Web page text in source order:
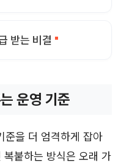
받는 비결
운영 기준
준을 더 엄격하게 잡아
붙하는 방식은 오래 가